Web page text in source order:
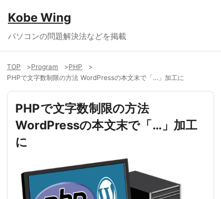
Kobe Wing
パソコンの問題解決法などを掲載
TOP Program
PHP
PHPで文字数制限の方法 WordPressの本文末で「…」加工に
PHPで文字数制限の方法
WordPressの本文末で「…」加工
に